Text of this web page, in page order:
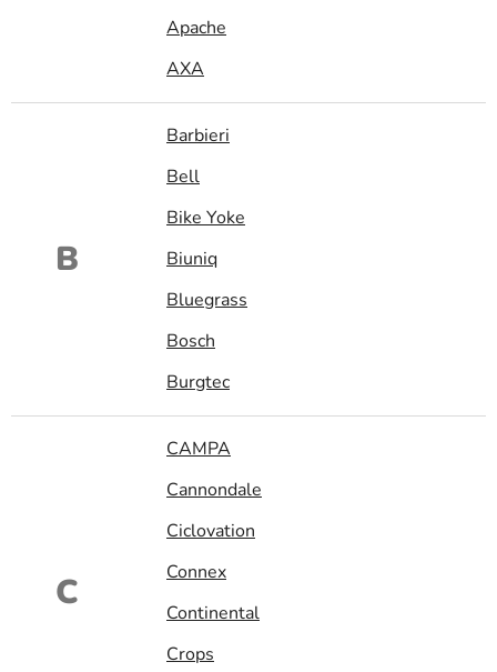
Apache
AXA
B
Barbieri
Bell
Bike Yoke
Biuniq
Bluegrass
Bosch
Burgtec
C
CAMPA
Cannondale
Ciclovation
Connex
Continental
Crops